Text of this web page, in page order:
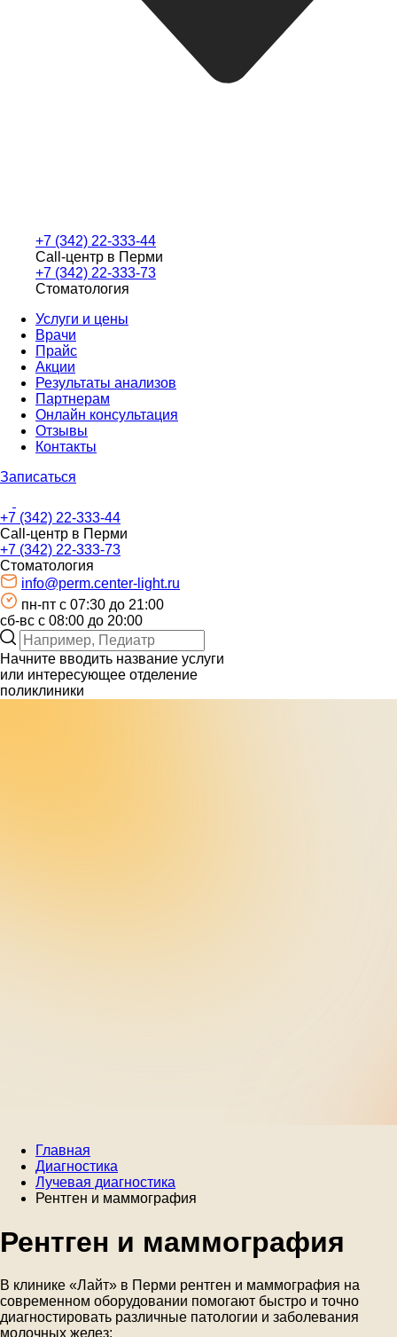
+7 (342) 22-333-44
Call-центр в Перми
+7 (342) 22-333-73
Стоматология
Услуги и цены
Врачи
Прайс
Акции
Результаты анализов
Партнерам
Онлайн консультация
Отзывы
Контакты
Записаться
+7 (342) 22-333-44
Call-центр в Перми
+7 (342) 22-333-73
Стоматология
info@perm.center-light.ru
пн-пт c 07:30 до 21:00
сб-вс с 08:00 до 20:00
Начните вводить название услуги
или интересующее отделение
поликлиники
Главная
Диагностика
Лучевая диагностика
Рентген и маммография
Рентген и маммография
В клинике «Лайт» в Перми рентген и маммография на
современном оборудовании помогают быстро и точно
диагностировать различные патологии и заболевания
молочных желез: